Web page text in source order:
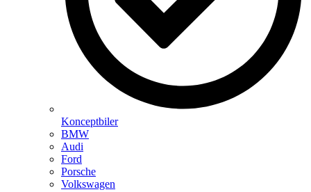
Konceptbiler
BMW
Audi
Ford
Porsche
Volkswagen